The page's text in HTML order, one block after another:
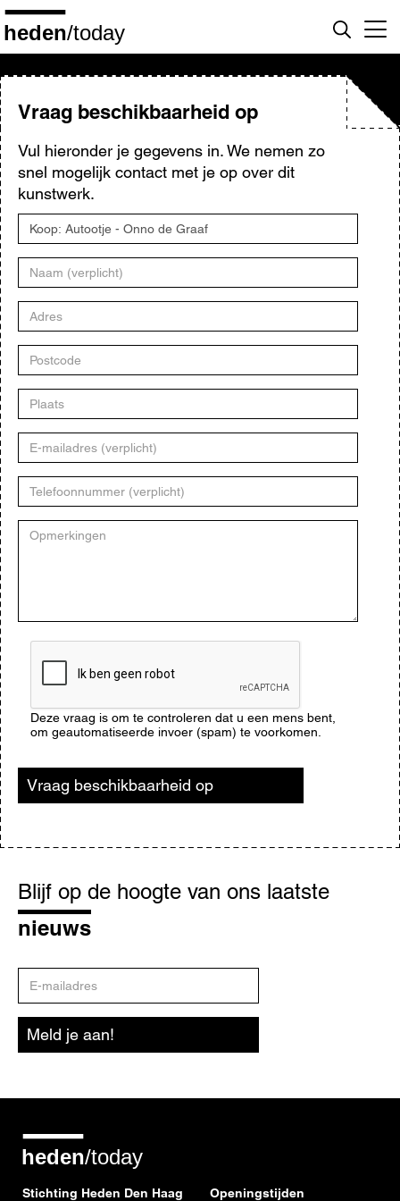
Overslaan
en
naar
inhoud
gaanVraag beschikbaarheid op
Vul hieronder je gegevens in. We nemen zo
snel mogelijk contact met je op over dit
kunstwerk.
Titel
kunstwerk
Naam
Adres
Postcode
Plaats
E-
mailadres
Telefoonnummer
Opmerkingen
Deze vraag is om te controleren dat u een mens bent,
om geautomatiseerde invoer (spam) te voorkomen.
Vraag beschikbaarheid op
op
de
hoogte
Blijf op de hoogte van ons laatste
nieuws
mailadres
Meld je aan!
Stichting Heden Den Haag Openingstijden